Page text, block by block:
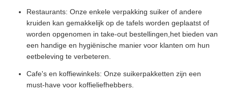
Restaurants: Onze enkele verpakking suiker of andere
kruiden kan gemakkelijk op de tafels worden geplaatst of
worden opgenomen in take-out bestellingen,het bieden van
een handige en hygiënische manier voor klanten om hun
eetbeleving te verbeteren.
Cafe's en koffiewinkels: Onze suikerpakketten zijn een
must-have voor koffieliefhebbers.